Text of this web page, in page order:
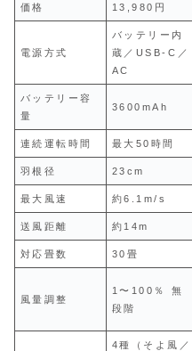
価格 13,980円
電源方式
バッテリー内
蔵／USB‑C／
AC
バッテリー容
量
3600mAh
連続運転時間 最大50時間
羽根径 23cm
最大風速 約6.1m/s
送風距離 約14m
対応畳数 30畳
風量調整
1〜100％ 無
段階
4種（そよ風／